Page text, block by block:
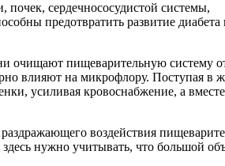
сердечнососудистой системы,
предотвратить развитие диабета
очищают пищеварительную систему
влияют на микрофлору. Поступая в
усиливая кровоснабжение, а
воздействия
нужно учитывать, что большой